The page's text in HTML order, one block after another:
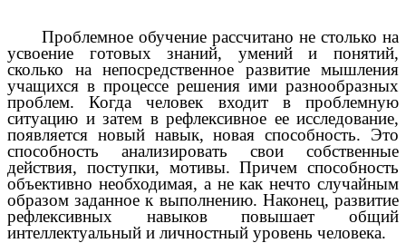
Проблемное обучение рассчитано не столько на
усвоение готовых знаний, умений и понятий,
сколько на непосредственное развитие мышления
учащихся в процессе решения ими разнообразных
проблем. Когда человек входит в проблемную
ситуацию и затем в рефлексивное ее исследование,
появляется новый навык, новая способность. Это
способность анализировать свои собственные
действия, поступки, мотивы. Причем способность
объективно необходимая, а не как нечто случайным
образом заданное к выполнению. Наконец, развитие
рефлексивных навыков повышает общий
интеллектуальный и личностный уровень человека.